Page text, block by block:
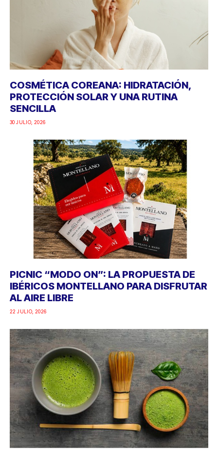
COSMÉTICA COREANA: HIDRATACIÓN,
PROTECCIÓN SOLAR Y UNA RUTINA
SENCILLA
30 JULIO, 2026
PICNIC “MODO ON”: LA PROPUESTA DE
IBÉRICOS MONTELLANO PARA DISFRUTAR
AL AIRE LIBRE
22 JULIO, 2026